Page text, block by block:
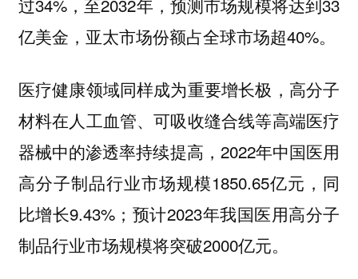
亿美金，亚太市场份额占全球市场超40%。
医疗健康领域同样成为重要增长极，高分子
材料在人工血管、可吸收缝合线等高端医疗
器械中的渗透率持续提高，2022年中国医用
高分子制品行业市场规模1850.65亿元，同
比增长9.43%；预计2023年我国医用高分子
制品行业市场规模将突破2000亿元。